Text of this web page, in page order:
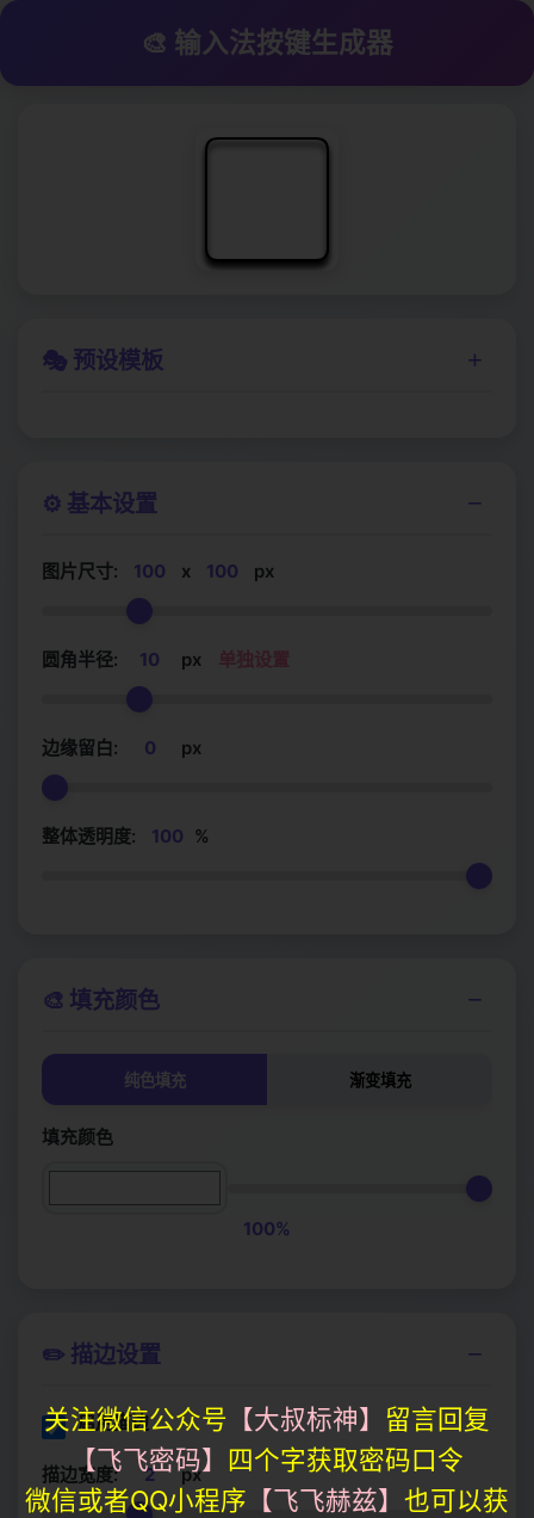
关注微信公众号 【大叔标神】 留言回复
【飞飞密码】 四个字获取密码口令
微信或者QQ小程序 【飞飞赫兹】 也可以获
🎨 输入法按键生成器
🎭 预设模板 +
霓虹紫
金属质感
活力黄
科技蓝
凸起效果
海洋蓝
珍珠白
紫水晶 珍珠母 钢铁灰
⚙️ 基本设置 −
图片尺寸: 100 x 100 px
圆角半径: 10 px 单独设置
边缘留白: 0 px
整体透明度: 100 %
🎨 填充颜色 −
纯色填充 渐变填充
填充颜色
100%
✏️ 描边设置 −
启用描边
描边宽度: 2 px